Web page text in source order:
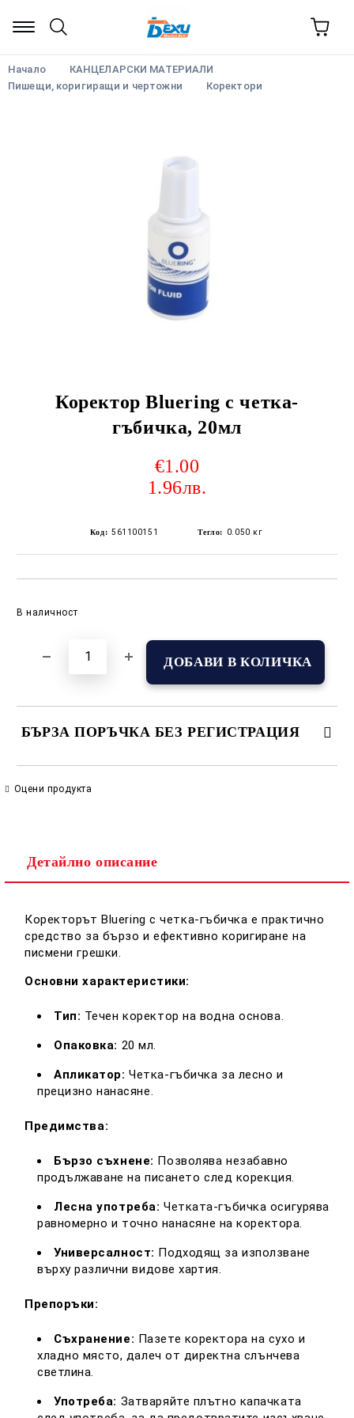
Начало
КАНЦЕЛАРСКИ МАТЕРИАЛИ
Пишещи, коригиращи и чертожни
Коректори
Коректор Bluering с четка-
гъбичка, 20мл
€1.00
1.96лв.
Код: 561100151 Тегло: 0.050 кг
В наличност
БЪРЗА ПОРЪЧКА БЕЗ РЕГИСТРАЦИЯ
Съгласен съм с
Ние ще се свържем с вас в рамките на работния ден.
Оцени продукта
Детайлно описание
Коректорът Bluering с четка-гъбичка е практично
средство за бързо и ефективно коригиране на
писмени грешки.
Основни характеристики:
Тип: Течен коректор на водна основа.
Опаковка: 20 мл.
Апликатор: Четка-гъбичка за лесно и
прецизно нанасяне.
Предимства:
Бързо съхнене: Позволява незабавно
продължаване на писането след корекция.
Лесна употреба: Четката-гъбичка осигурява
равномерно и точно нанасяне на коректора.
Универсалност: Подходящ за използване
върху различни видове хартия.
Препоръки:
Съхранение: Пазете коректора на сухо и
хладно място, далеч от директна слънчева
светлина.
Употреба: Затваряйте плътно капачката